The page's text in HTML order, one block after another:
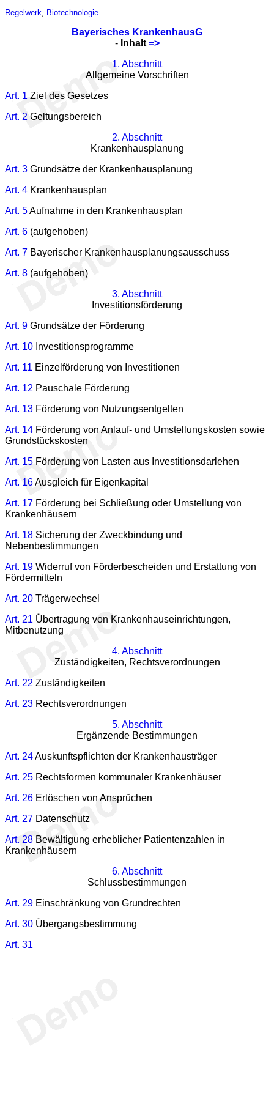
Regelwerk Biotechnologie
Bayerisches KrankenhausG
- Inhalt =>
1. Abschnitt
Allgemeine Vorschriften
Art. 1 Ziel des Gesetzes
Art. 2 Geltungsbereich
2. Abschnitt
Krankenhausplanung
Art. 3 Grundsätze der Krankenhausplanung
Art. 4 Krankenhausplan
Art. 5Aufnahme in den Krankenhausplan
Art. 6 (aufgehoben)
Art. 7 Bayerischer Krankenhausplanungsausschuss
Art. 8 (aufgehoben)
3. Abschnitt
Investitionsförderung
Art. 9 Grundsätze der Förderung
Art. 10 Investitionsprogramme
Art. 11 Einzelförderung von Investitionen
Art. 12 Pauschale Förderung
Art. 13 Förderung von Nutzungsentgelten
Art. 14 Förderung von Anlauf- und Umstellungskosten sowie
Grundstückskosten
Art. 15 Förderung von Lasten aus Investitionsdarlehen
Art. 16Ausgleich für Eigenkapital
Art. 17 Förderung bei Schließung oder Umstellung von
Krankenhäusern
Art. 18 Sicherung der Zweckbindung und
Nebenbestimmungen
Art. 19 Widerruf von Förderbescheiden und Erstattung von
Fördermitteln
Art. 20 Trägerwechsel
Art. 21 Übertragung von Krankenhauseinrichtungen,
Mitbenutzung
4. Abschnitt
Zuständigkeiten, Rechtsverordnungen
Art. 22 Zuständigkeiten
Art. 23 Rechtsverordnungen
5. Abschnitt
Ergänzende Bestimmungen
Art. 24Auskunftspflichten der Krankenhausträger
Art. 25 Rechtsformen kommunaler Krankenhäuser
Art. 26 Erlöschen von Ansprüchen
Art. 27 Datenschutz
Art. 28 Bewältigung erheblicher Patientenzahlen in
Krankenhäusern
6. Abschnitt
Schlussbestimmungen
Art. 29 Einschränkung von Grundrechten
Art. 30 Übergangsbestimmung
Art. 31